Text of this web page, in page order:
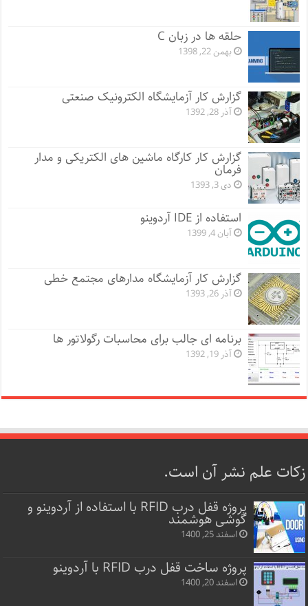
حلقه ها در زبان C
بهمن 22, 1398
گزارش کار آزمایشگاه الکترونیک صنعتی
آذر 28, 1392
گزارش کار کارگاه ماشین های الکتریکی و مدار
فرمان
دی 3, 1393
استفاده از IDE آردوینو
آبان 4, 1399
گزارش کار آزمایشگاه مدارهای مجتمع خطی
آذر 26, 1393
برنامه ای جالب برای محاسبات رگولاتور ها
آذر 19, 1392
زکات علم نشر آن است.
پروژه قفل‌ درب RFID با استفاده از آردوینو و
گوشی هوشمند
اسفند 25, 1400
پروژه ساخت قفل‌ درب RFID با آردوینو
اسفند 20, 1400